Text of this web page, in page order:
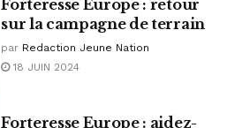
Forteresse Europe : retour
sur la campagne de terrain
par Redaction Jeune Nation
18 JUIN 2024
Forteresse Europe : aidez-